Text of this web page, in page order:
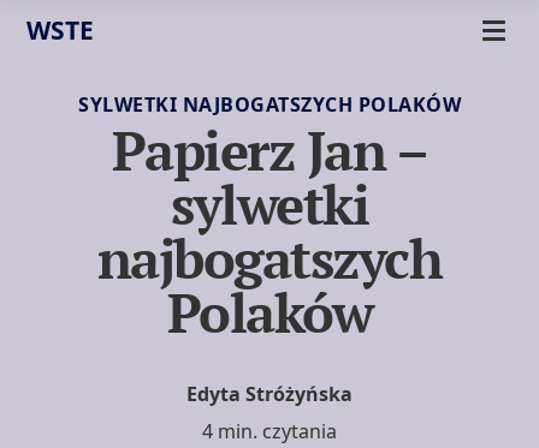
WSTE
SYLWETKI NAJBOGATSZYCH POLAKÓW
Papierz Jan –
sylwetki
najbogatszych
Polaków
Edyta Stróżyńska
4 min. czytania